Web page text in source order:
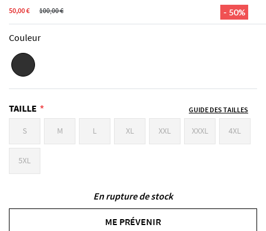
- 50%
50,00 € 100,00 €
Couleur
TAILLE GUIDE DES TAILLES
S M L XL XXL XXXL 4XL
5XL
En rupture de stock
ME PRÉVENIR